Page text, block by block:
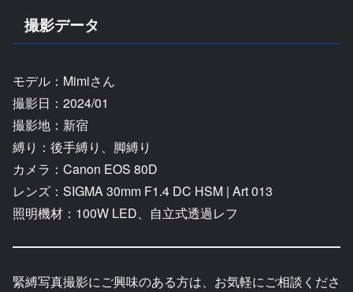
撮影データ
モデル：Mimiさん
撮影日：2024/01
撮影地：新宿
縛り：後手縛り、脚縛り
カメラ：Canon EOS 80D
レンズ：SIGMA 30mm F1.4 DC HSM | Art 013
照明機材：100W LED、自立式透過レフ
緊縛写真撮影にご興味のある方は、お気軽にご相談くださ